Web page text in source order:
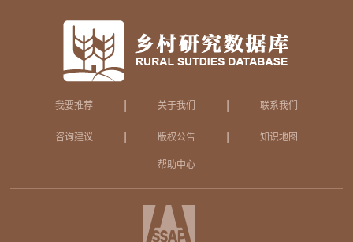
我要推荐 关于我们 联系我们
咨询建议 版权公告 知识地图
帮助中心